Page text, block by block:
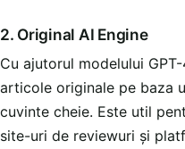
2. Original AI Engine
Cu ajutorul modelului
articole originale pe baza
cuvinte cheie. Este util
site-uri de reviewuri și